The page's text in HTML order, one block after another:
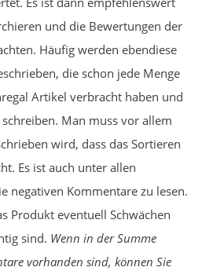
und die Bewertungen der
Häufig werden ebendiese
die schon jede Menge
Artikel verbracht haben und
Man muss vor allem
wird, dass das Sortieren
Es ist auch unter allen
negativen Kommentare zu lesen.
Produkt eventuell Schwächen
sind. Wenn in der Summe
vorhanden sind, können Sie